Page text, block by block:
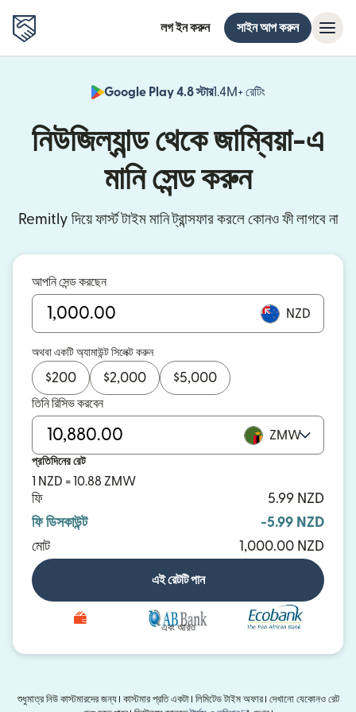
লগ ইন করুন সাইন আপ করুন
Google Play 4.8 স্টার1.4M+ রেটিং
নিউজিল্যান্ড থেকে জাম্বিয়া-এ
মানি সেন্ড করুন
Remitly দিয়ে ফার্স্ট টাইম মানি ট্রান্সফার করলে কোনও ফী লাগবে না
আপনি সেন্ড করছেন
NZD
অথবা একটি অ্যামাউন্ট সিলেক্ট করুন
$200 $2,000 $5,000
তিনি রিসিভ করবেন
ZMW
প্রতিদিনের রেট
1 NZD = 10.88 ZMW
ফি
5.99 NZD
ফি ডিসকাউন্ট
-5.99 NZD
মোট
1,000.00 NZD
এই রেটটি পান
এবং আরও
শুধুমাত্র নিউ কাস্টমারদের জন্য। কাস্টমার প্রতি একটা। লিমিটেড টাইম অফার। দেখানো যেকোনও রেট